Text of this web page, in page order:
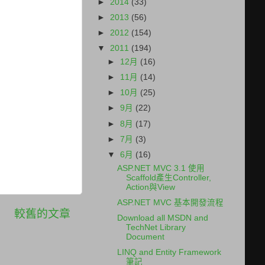
較舊的文章
► 2014 (33)
►2013 (56)
►2012 (154)
▼2011 (194)
► 12月 (16)
► 11月 (14)
► 10月 (25)
► 9月 (22)
► 8月 (17)
► 7月 (3)
▼ 6月 (16)
ASP.NET MVC 3.1 使用
Scaffold產生Controller,
Action與View
ASP.NET MVC 基本開發流程
Download all MSDN and
TechNet Library
Document
LINQ and Entity Framework
筆記